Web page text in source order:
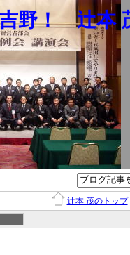
野！ 辻本
辻本 茂のトップ